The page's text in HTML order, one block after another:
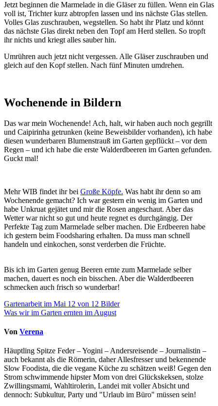
Jetzt beginnen die Marmelade in die Gläser zu füllen. Wenn ein Glas
voll ist, Trichter kurz abtropfen lassen und ins nächste Glas stellen.
Volles Glas zuschrauben, wegstellen. So habt ihr Platz und könnt
das nächste Glas direkt neben den Topf am Herd stellen. So tropft
ihr nichts und kriegt alles sauber hin.
Umrühren auch jetzt nicht vergessen. Alle Gläser zuschrauben und
gleich auf den Kopf stellen. Nach fünf Minuten umdrehen.
Wochenende in Bildern
Das war mein Wochenende! Ach, halt, wir haben auch noch gegrillt
und Caipirinha getrunken (keine Beweisbilder vorhanden), ich habe
diesen wunderbaren Blumenstrauß im Garten gepflückt – vor dem
Regen – und ich habe die erste Walderdbeeren im Garten gefunden.
Guckt mal!
Mehr WIB findet ihr bei Große Köpfe. Was habt ihr denn so am
Wochenende gemacht? Ich war gestern ein wenig im Garten und
habe Unkruat gejätet und mir die Rosen angeschaut. Aber das
Wetter war nicht so gut und heute regnet es durchgängig. Der
Perfekte Tag zum Marmelade selber machen. Die Erdbeeren habe
ich gestern beim Foodsharing erhalten. Da muss man schnell
handeln und einkochen, sonst verderben die Früchte.
Bis ich im Garten genug Beeren ernte zum Marmelade selber
machen, dauert es noch ein bisschen. Aber die Walderdbeeren
schmecken auch frisch so wunderbar!
Beitragsnavigation
Gartenarbeit im Mai 12 von 12 Bilder
Was wir im Garten ernten im August
Von Verena
Häuptling Spitze Feder – Yogini – Andersreisende – Journalistin –
auch bekannt als die Römerin, daher Allesfresser und bekennende
Slow Foodista, die die vegane Küche zu schätzen weiß! Gegen den
Strom schwimmende hipster Mom von drei Glückskeksen, stolze
Zwillingsmami, Wahltirolerin, Landei mit voller Absicht und
dennoch: Subkultur, Party und "Urlaub im Büro" müssen sein!